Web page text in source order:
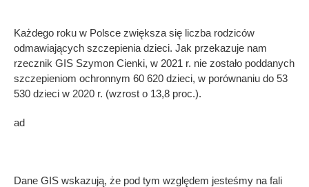
Każdego roku w Polsce zwiększa się liczba rodziców
odmawiających szczepienia dzieci. Jak przekazuje nam
rzecznik GIS Szymon Cienki, w 2021 r. nie zostało poddanych
szczepieniom ochronnym 60 620 dzieci, w porównaniu do 53
530 dzieci w 2020 r. (wzrost o 13,8 proc.).
ad
Dane GIS wskazują, że pod tym względem jesteśmy na fali